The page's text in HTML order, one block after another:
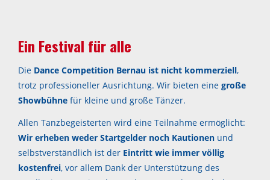
Ein Festival für alle
Die Dance Competition Bernau ist nicht kommerziell,
trotz professioneller Ausrichtung. Wir bieten eine große
Showbühne für kleine und große Tänzer.
Allen Tanzbegeisterten wird eine Teilnahme ermöglicht:
Wir erheben weder Startgelder noch Kautionen und
selbstverständlich ist der Eintritt wie immer völlig
kostenfrei, vor allem Dank der Unterstützung des